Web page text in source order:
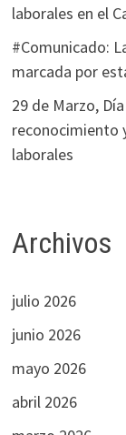
laborales en el
#Comunicado:
marcada por
29 de Marzo,
reconocimiento
laborales
Archivos
julio 2026
junio 2026
mayo 2026
abril 2026